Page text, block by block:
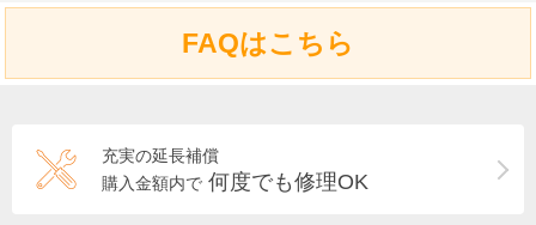
FAQはこちら
充実の延長補償
購入金額内で 何度でも修理OK